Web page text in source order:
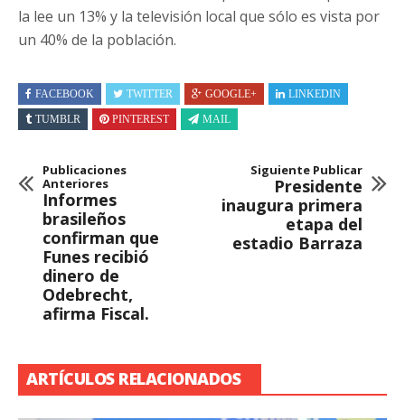
la lee un 13% y la televisión local que sólo es vista por
un 40% de la población.
FACEBOOK TWITTER GOOGLE+
LINKEDIN
TUMBLR
PINTEREST MAIL
Publicaciones
Anteriores
Informes
brasileños
confirman que
Funes recibió
dinero de
Odebrecht,
afirma Fiscal.
Siguiente Publicar
Presidente
inaugura primera
etapa del
estadio Barraza
ARTÍCULOS RELACIONADOS